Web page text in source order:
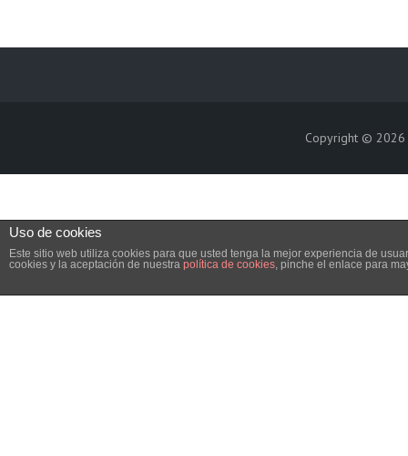
Copyright © 2026
Uso de cookies
Este sitio web utiliza cookies para que usted tenga la mejor experiencia de
cookies y la aceptación de nuestra política de cookies, pinche el enlace para